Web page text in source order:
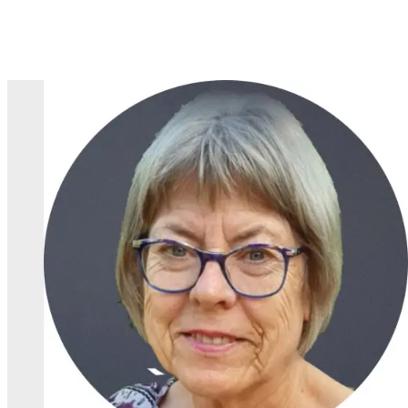
Die HOPE Kirche ist eine moderne Kirche, in der jeder